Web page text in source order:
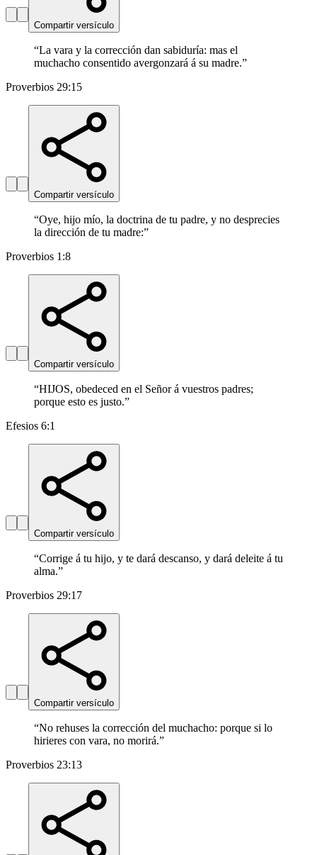
Compartir versículo
“La vara y la corrección dan sabiduría: mas el
muchacho consentido avergonzará á su madre.”
Proverbios 29:15
Compartir versículo
“Oye, hijo mío, la doctrina de tu padre, y no desprecies
la dirección de tu madre:”
Proverbios 1:8
Compartir versículo
“HIJOS, obedeced en el Señor á vuestros padres;
porque esto es justo.”
Efesios 6:1
Compartir versículo
“Corrige á tu hijo, y te dará descanso, y dará deleite á tu
alma.”
Proverbios 29:17
Compartir versículo
“No rehuses la corrección del muchacho: porque si lo
hirieres con vara, no morirá.”
Proverbios 23:13